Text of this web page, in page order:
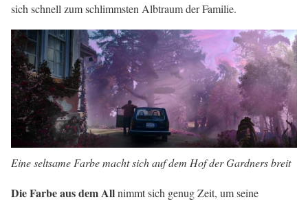
sich schnell zum schlimmsten Albtraum der Familie.
Eine seltsame Farbe macht sich auf dem Hof der Gardners breit
Die Farbe aus dem Allnimmt sich genug Zeit, um seine